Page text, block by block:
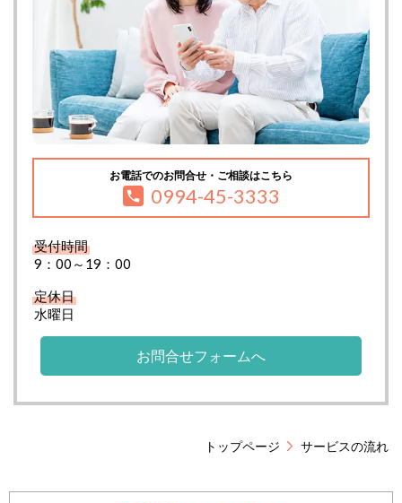
お電話でのお問合せ・ご相談はこちら
0994-45-3333
受付時間
9：00～19：00
定休日
水曜日
お問合せフォームへ
トップページ サービスの流れ